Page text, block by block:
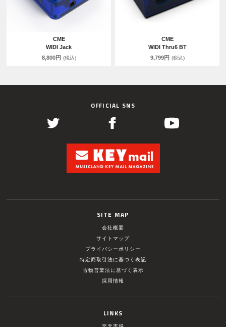
CME
WIDI Jack
8,800円 (税込)
CME
WIDI Thru6 BT
9,799円 (税込)
OFFICIAL SNS
SITE MAP
会社概要
サイトマップ
プライバシーポリシー
特定商取引法に基づく表記
古物営業法に基づく表示
採用情報
LINKS